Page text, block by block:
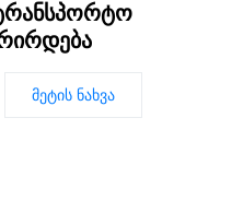
მეტის ნახვა